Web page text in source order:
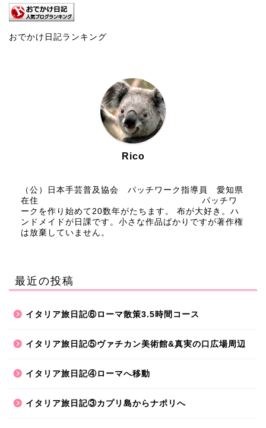
おでかけ日記ランキング
Rico
（公）日本手芸普及協会 パッチワーク指導員 愛知県
在住 パッチワ
ークを作り始めて20数年がたちます。 布が大好き。ハ
ンドメイドが日課です。小さな作品ばかりですが著作権
は放棄していません。
最近の投稿
イタリア旅日記⑥ローマ散策3.5時間コース
イタリア旅日記⑤ヴァチカン美術館&真実の口広場周辺
イタリア旅日記④ローマへ移動
イタリア旅日記③カプリ島からナポリへ